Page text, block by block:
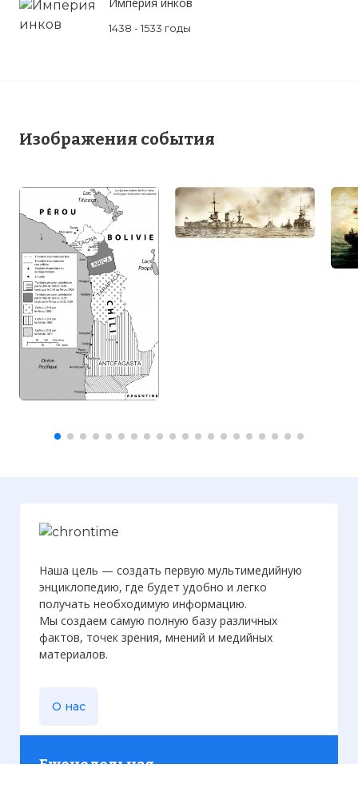
1438 - 1533 годы
Изображения события
Наша цель — создать первую мультимедийную
энциклопедию, где будет удобно и легко
получать необходимую информацию.
Мы создаем самую полную базу различных
фактов, точек зрения, мнений и медийных
материалов.
О нас
Еженедельная